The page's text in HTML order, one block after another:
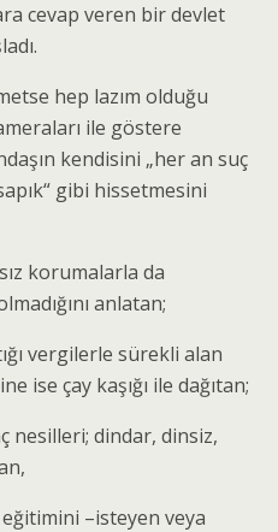
cevap veren bir devlet
hep lazım olduğu
ile göstere
kendisini „her an suç
gibi hissetmesini
korumalarla da
anlatan;
vergilerle sürekli alan
ise çay kaşığı ile dağıtan;
nesilleri; dindar, dinsiz,
–isteyen veya